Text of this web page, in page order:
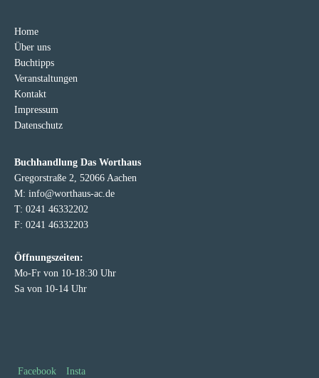
Home
Über uns
Buchtipps
Veranstaltungen
Kontakt
Impressum
Datenschutz
Buchhandlung Das Worthaus
Gregorstraße 2, 52066 Aachen
M: info@worthaus-ac.de
T: 0241 46332202
F: 0241 46332203
Öffnungszeiten:
Mo-Fr von 10-18:30 Uhr
Sa von 10-14 Uhr
Facebook Insta